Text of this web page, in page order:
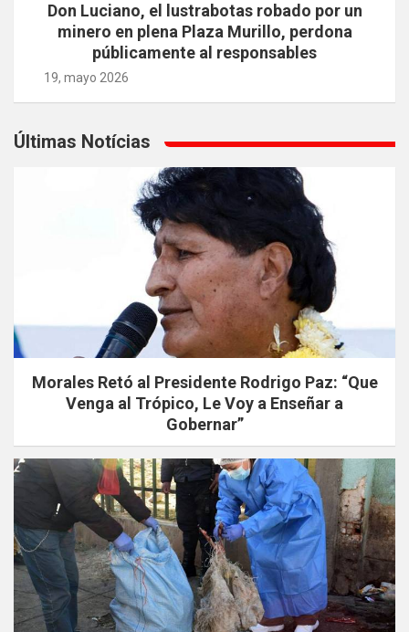
Don Luciano, el lustrabotas robado por un
minero en plena Plaza Murillo, perdona
públicamente al responsables
19, mayo 2026
Últimas Notícias
Morales Retó al Presidente Rodrigo Paz: “Que
Venga al Trópico, Le Voy a Enseñar a
Gobernar”